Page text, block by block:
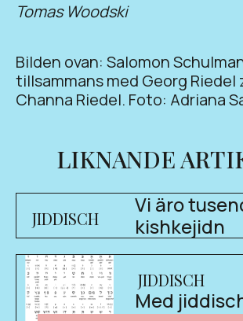
Tomas Woodski
Bilden ovan: Salomon
tillsammans med Georg Riedel
Channa Riedel. Foto: Adriana
LIKNANDE
JIDDISCH
Vi äro
kishkejidn
JIDDISCH
Med